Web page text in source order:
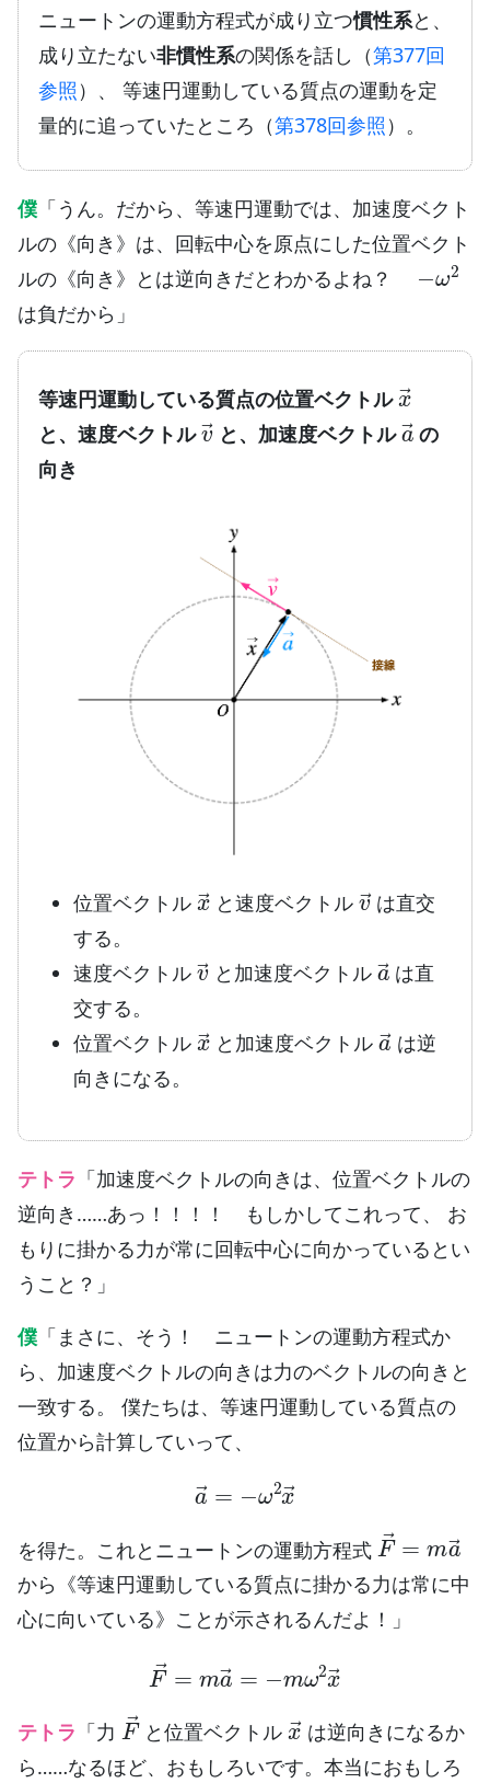
ニュートンの運動方程式が成り立つ慣性系と、
成り立たない非慣性系の関係を話し（第377回
参照 ）、 等速円運動している質点の運動を定
量的に追っていたところ（第378回参照 ）。
僕 「うん。だから、等速円運動では、加速度ベクト
ルの《向き》は、回転中心を原点にした位置ベクト
ルの《向き》とは逆向きだとわかるよね？
ω 2
は負だから」
等速円運動している質点の位置ベクトル
x
と、速度ベクトル
v→
と、加速度ベクトル
a
の
向き
位置ベクトル
x
と速度ベクトル
v
は直交
する。
速度ベクトル
v
と加速度ベクトル
a
は直
交する。
位置ベクトル
x
と加速度ベクトル
a
は逆
向きになる。
テトラ 「加速度ベクトルの向きは、位置ベクトルの
逆向き……あっ！！！！ もしかしてこれって、 お
もりに掛かる力が常に回転中心に向かっているとい
うこと？」
僕 「まさに、そう！ ニュートンの運動方程式か
ら、加速度ベクトルの向きは力のベクトルの向きと
一致する。 僕たちは、等速円運動している質点の
位置から計算していって、
→ 2x→
を得た。これとニュートンの運動方程式
F→ a
から《等速円運動している質点に掛かる力は常に中
心に向いている》ことが示されるんだよ！」
→ → 2x →
テトラ 「力
F→
と位置ベクトル
x→
は逆向きになるか
ら……なるほど、おもしろいです。本当におもしろ